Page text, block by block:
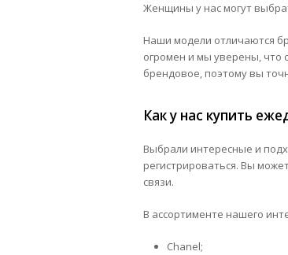
Женщины у нас могут
Наши модели отличаются
огромен и мы уверены, что
брендовое, поэтому вы
Как у нас купить
Выбрали интересные и
регистрироваться. Вы
связи.
В ассортименте нашего
Chanel;